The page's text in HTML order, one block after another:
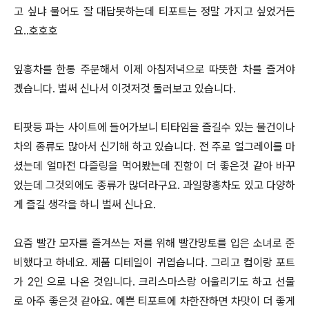
고 싶냐 물어도 잘 대답못하는데 티포트는 정말 가지고 싶었거든
요..호호호
잎홍차를 한통 주문해서 이제 아침저녁으로 따뜻한 차를 즐겨야
겠습니다. 벌써 신나서 이것저것 둘러보고 있습니다.
티팟등 파는 사이트에 들어가보니 티타임을 즐길수 있는 물건이나
차의 종류도 많아서 신기해 하고 있습니다. 전 주로 얼그레이를 마
셨는데 얼마전 다즐링을 먹어봤는데 진함이 더 좋은것 같아 바꾸
었는데 그것외에도 종류가 많더라구요. 과일향홍차도 있고 다양하
게 즐길 생각을 하니 벌써 신나요.
요즘 빨간 모자를 즐겨쓰는 저를 위해 빨간망토를 입은 소녀로 준
비했다고 하네요. 제품 디테일이 귀엽습니다. 그리고 컵이랑 포트
가 2인 으로 나온 것입니다. 크리스마스랑 어울리기도 하고 선물
로 아주 좋은것 같아요. 예쁜 티포트에 차한잔하면 차맛이 더 좋게